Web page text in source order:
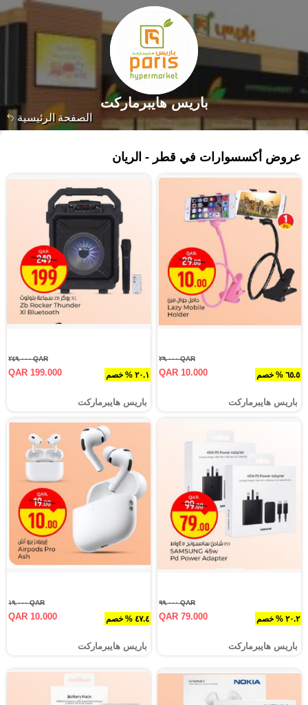
الصفحة الرئيسية
باريس هايبرماركت
عروض أكسسوارات في قطر - الريان
٦٥.٥ % خصم
QAR ٢٩.٠٠٠
QAR 10.000
باريس هايبرماركت
٢٠.١ % خصم
QAR ٢٤٩.٠٠٠
QAR 199.000
باريس هايبرماركت
٢٠.٢ % خصم
QAR ٩٩.٠٠٠
QAR 79.000
باريس هايبرماركت
٤٧.٤ % خصم
QAR ١٩.٠٠٠
QAR 10.000
باريس هايبرماركت